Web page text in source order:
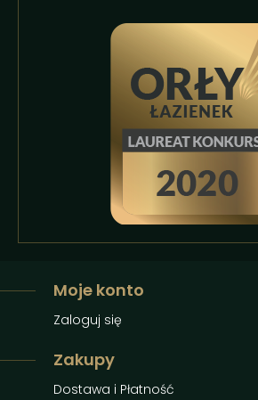
Moje konto
Zaloguj się
Zakupy
Dostawa i Płatność